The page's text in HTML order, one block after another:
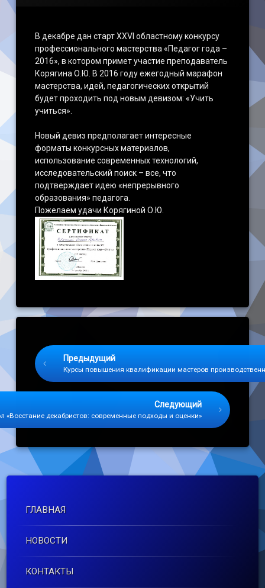
В декабре дан старт XXVI областному конкурсу
профессионального мастерства «Педагог года –
2016», в котором примет участие преподаватель
Корягина О.Ю. В 2016 году ежегодный марафон
мастерства, идей, педагогических открытий
будет проходить под новым девизом: «Учить
учиться».
Новый девиз предполагает интересные
форматы конкурсных материалов,
использование современных технологий,
исследовательский поиск – все, что
подтверждает идею «непрерывного
образования» педагога.
Пожелаем удачи Корягиной О.Ю.
Предыдущий
Курсы повышения квалификации мастеров
Следующий
«Восстание декабристов: современные подходы и оценки»
ГЛАВНАЯ
НОВОСТИ
КОНТАКТЫ